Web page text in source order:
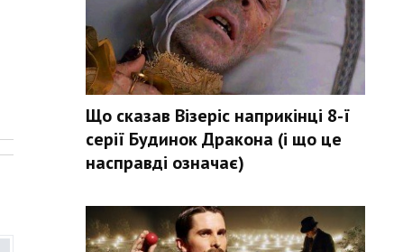
Що сказав Візеріс наприкінці 8-ї
серії Будинок Дракона (і що це
насправді означає)